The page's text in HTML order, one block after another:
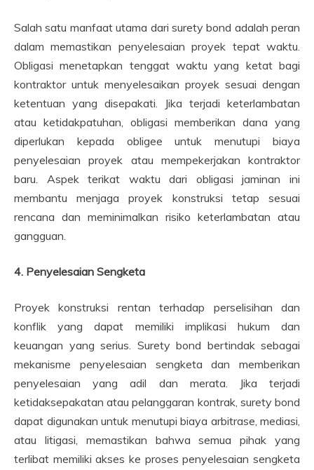
Salah satu manfaat utama dari surety bond adalah peran
dalam memastikan penyelesaian proyek tepat waktu.
Obligasi menetapkan tenggat waktu yang ketat bagi
kontraktor untuk menyelesaikan proyek sesuai dengan
ketentuan yang disepakati. Jika terjadi keterlambatan
atau ketidakpatuhan, obligasi memberikan dana yang
diperlukan kepada obligee untuk menutupi biaya
penyelesaian proyek atau mempekerjakan kontraktor
baru. Aspek terikat waktu dari obligasi jaminan ini
membantu menjaga proyek konstruksi tetap sesuai
rencana dan meminimalkan risiko keterlambatan atau
gangguan.
4. Penyelesaian Sengketa
Proyek konstruksi rentan terhadap perselisihan dan
konflik yang dapat memiliki implikasi hukum dan
keuangan yang serius. Surety bond bertindak sebagai
mekanisme penyelesaian sengketa dan memberikan
penyelesaian yang adil dan merata. Jika terjadi
ketidaksepakatan atau pelanggaran kontrak, surety bond
dapat digunakan untuk menutupi biaya arbitrase, mediasi,
atau litigasi, memastikan bahwa semua pihak yang
terlibat memiliki akses ke proses penyelesaian sengketa